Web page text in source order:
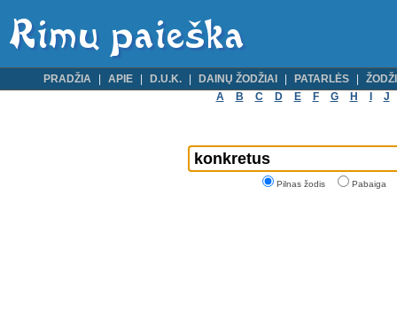
PRADŽIA APIE D.U.K. DAINŲ ŽODŽIAI PATARLĖS
A
B C D E F G H J
Pilnas žodis Pabaiga